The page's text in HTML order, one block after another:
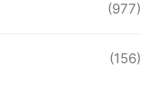
(977)
(156)